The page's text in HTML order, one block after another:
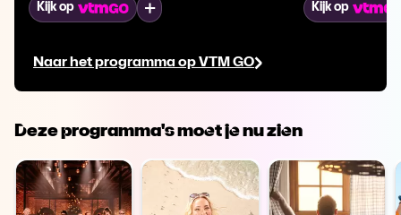
Naar het programma op VTM GO
Kijk op Kijk op
Deze programma's moet je nu zien